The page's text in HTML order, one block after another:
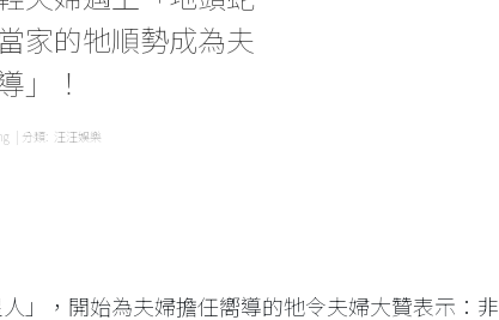
家的牠順勢成為夫
」！
| 分類: 汪汪娛樂
」，開始為夫婦擔任嚮導的牠令夫婦大贊表示：非